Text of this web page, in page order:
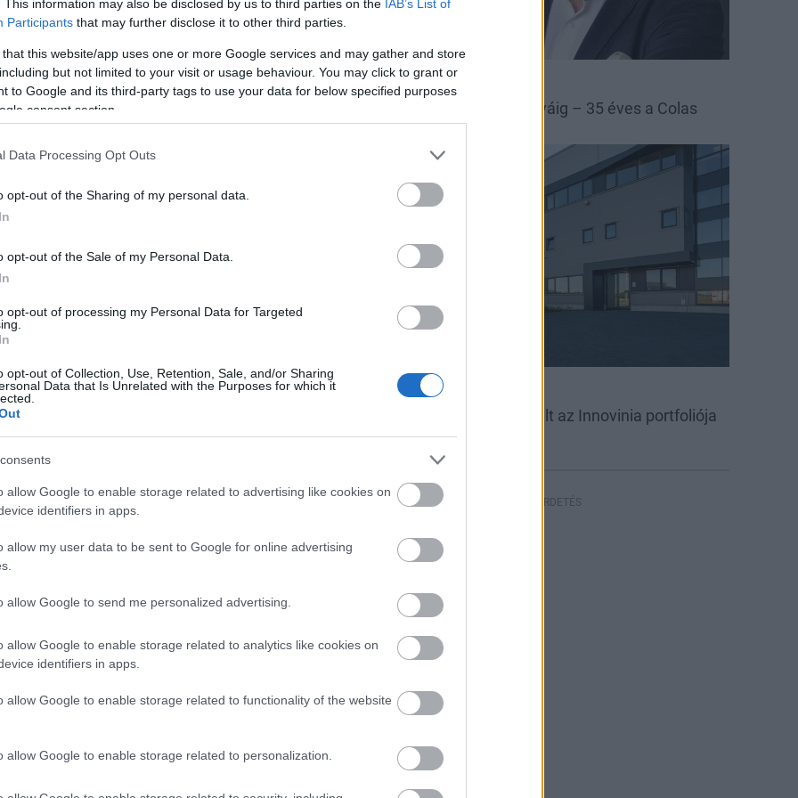
This information may also be disclosed by us to third parties on the IAB’s List of
Participants that may further disclose it to other third parties.
that this website/app uses one or more Google services and may gather and store
but not limited to your visit or usage behaviour. You may click to grant or
to Google and its third-party tags to use your data for below specified purposes
consent section.
Data Processing Opt Outs
opt-out of the Sharing of my personal data.
opt-out of the Sale of my Personal Data.
opt-out of processing my Personal Data for Targeted
opt-out of Collection, Use, Retention, Sale, and/or Sharing
Data that Is Unrelated with the Purposes for which it
allow Google to enable storage related to advertising like cookies on
identifiers in apps.
allow my user data to be sent to Google for online advertising
allow Google to send me personalized advertising.
allow Google to enable storage related to analytics like cookies on
identifiers in apps.
allow Google to enable storage related to functionality of the website
allow Google to enable storage related to personalization.
elemek:
büfék, szezonális öltözők, vízisport
vonatkozásában:
,
pedig 115.245 m
4.620 m
2
Colas Colas Északkő
A bányától az autópályáig – 35 éves a Colas
Északkő
Iparági hírek
Innovinia
Újabb csarnokkal bővült az Innovinia portfoliója
Nyíregyházán
HIRDETÉS